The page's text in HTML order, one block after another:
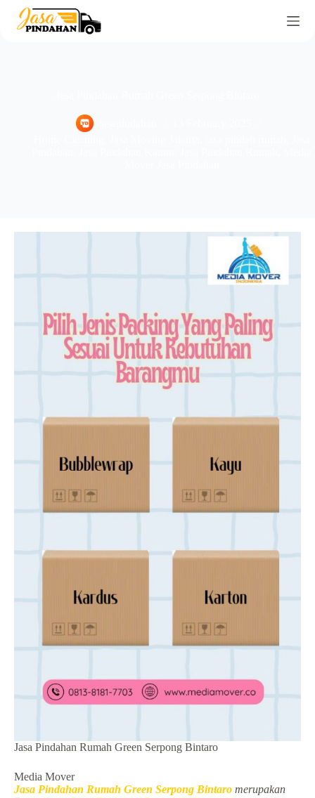
Jasa Pindahan Rumah Green Serpong Bintaro
Media Mover
Jasa Pindahan Rumah Green Serpong Bintaro merupakan